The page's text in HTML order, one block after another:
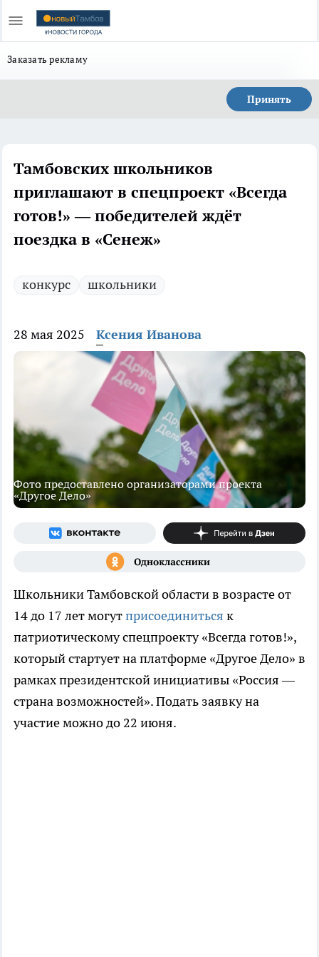
Заказать рекламу
Принять
Тамбовских школьников
приглашают в спецпроект «Всегда
готов!» — победителей ждёт
поездка в «Сенеж»
конкурс школьники
28 мая 2025 Ксения Иванова
Фото предоставлено организаторами проекта
«Другое Дело»
Школьники Тамбовской области в возрасте от
14 до 17 лет могутприсоединиться к
патриотическому спецпроекту «Всегда готов!»,
который стартует на платформе «Другое Дело» в
рамках президентской инициативы «Россия —
страна возможностей». Подать заявку на
участие можно до 22 июня.